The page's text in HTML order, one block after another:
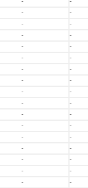
-
-
-
-
-
-
-
-
-
-
-
-
-
-
-
-
-
-
-
-
-
-
-
-
-
-
-
-
-
-
-
-